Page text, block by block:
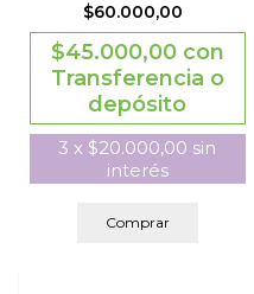
$60.000,00
$45.000,00 con
Transferencia o
depósito
3 x $20.000,00 sin
interés
Comprar